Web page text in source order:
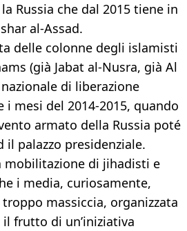
Russia che dal 2015 tiene in
al-Assad.
delle colonne degli islamisti
(già Jabat al-Nusra, già Al
di liberazione
mesi del 2014-2015, quando
armato della Russia poté
il palazzo presidenziale.
mobilitazione di jihadisti e
i media, curiosamente,
troppo massiccia, organizzata
il frutto di un’iniziativa